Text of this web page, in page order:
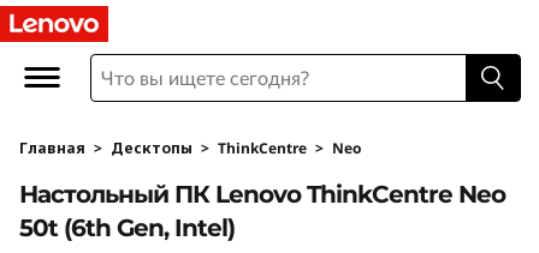
T
h
n
k
Главная > Десктопы > ThinkCentre > Neo
Настольный ПК Lenovo ThinkCentre Neo
50t (6th Gen, Intel)